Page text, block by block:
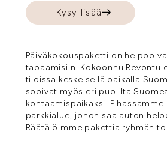
Kysy lisää
Päiväkokouspaketti on helppo
tapaamisiin. Kokoonnu
tiloissa keskeisellä paikalla
sopivat myös eri puolilta
kohtaamispaikaksi. Pihassamme
parkkialue, johon saa auton
Räätälöimme pakettia ryhmän